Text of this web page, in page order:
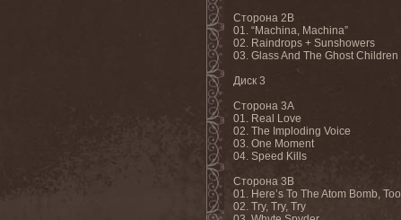
Сторона 2B
01. “Machina, Machina”
02. Raindrops + Sunshowers
03. Glass And The Ghost Children
Диск 3
Сторона 3A
01. Real Love
02. The Imploding Voice
03. One Moment
04. Speed Kills
Сторона 3B
01. Here’s To The Atom Bomb, Too
02. Try, Try, Try